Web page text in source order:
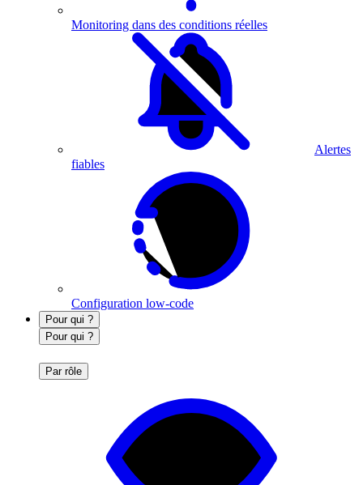
Monitoring dans des conditions réelles
Alertes
fiables
Configuration low-code
Pour qui ?
Pour qui ?
Par rôle